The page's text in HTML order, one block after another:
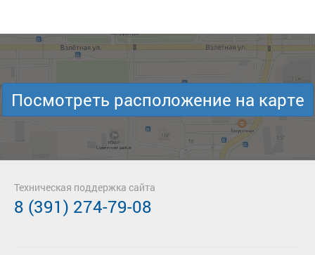
Посмотреть расположение на карте
Техническая поддержка сайта
8 (391) 274-79-08